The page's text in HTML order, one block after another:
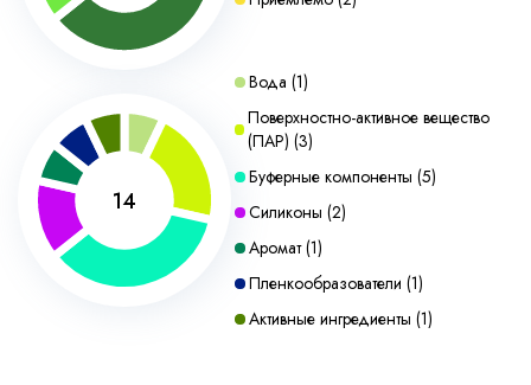
14
Вода (1)
Поверхностно-активное вещество
(ПАР) (3)
Буферные компоненты (5)
Силиконы (2)
Аромат(1)
Пленкообразователи (1)
Активные ингредиенты (1)